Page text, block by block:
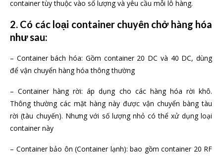
container tùy thuộc vào số lượng và yêu cầu mỗi lô hàng.
2. Có các loại container chuyên chở hàng hóa
như sau:
– Container bách hóa: Gồm container 20 DC và 40 DC, dùng
để vận chuyển hàng hóa thông thường
– Container hàng rời: áp dụng cho các hàng hóa rời khô.
Thông thường các mặt hàng này được vận chuyển bàng tàu
rời (tàu chuyến). Nhưng với số lượng nhỏ có thể xử dụng loại
container này
– Container bảo ôn (Container lạnh): bao gồm container 20 RF